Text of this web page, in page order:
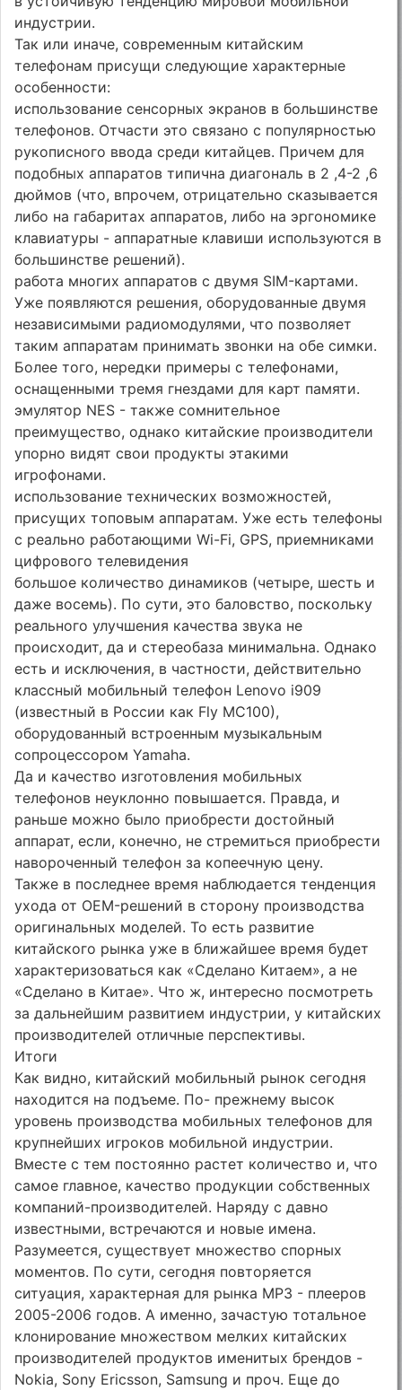
индустрии.
Так или иначе, современным китайским
телефонам присущи следующие характерные
особенности:
использование сенсорных экранов в большинстве
телефонов. Отчасти это связано с популярностью
рукописного ввода среди китайцев. Причем для
подобных аппаратов типична диагональ в 2 ,4-2 ,6
дюймов (что, впрочем, отрицательно сказывается
либо на габаритах аппаратов, либо на эргономике
клавиатуры - аппаратные клавиши используются в
большинстве решений).
работа многих аппаратов с двумя SIM-картами.
Уже появляются решения, оборудованные двумя
независимыми радиомодулями, что позволяет
таким аппаратам принимать звонки на обе симки.
Более того, нередки примеры с телефонами,
оснащенными тремя гнездами для карт памяти.
эмулятор NES - также сомнительное
преимущество, однако китайские производители
упорно видят свои продукты этакими
игрофонами.
использование технических возможностей,
присущих топовым аппаратам. Уже есть телефоны
с реально работающими Wi-Fi, GPS, приемниками
цифрового телевидения
большое количество динамиков (четыре, шесть и
даже восемь). По сути, это баловство, поскольку
реального улучшения качества звука не
происходит, да и стереобаза минимальна. Однако
есть и исключения, в частности, действительно
классный мобильный телефон Lenovo i909
(известный в России как Fly MC100),
оборудованный встроенным музыкальным
сопроцессором Yamaha.
Да и качество изготовления мобильных
телефонов неуклонно повышается. Правда, и
раньше можно было приобрести достойный
аппарат, если, конечно, не стремиться приобрести
навороченный телефон за копеечную цену.
Также в последнее время наблюдается тенденция
ухода от OEM-решений в сторону производства
оригинальных моделей. То есть развитие
китайского рынка уже в ближайшее время будет
характеризоваться как «Сделано Китаем», а не
«Сделано в Китае». Что ж, интересно посмотреть
за дальнейшим развитием индустрии, у китайских
производителей отличные перспективы.
Итоги
Как видно, китайский мобильный рынок сегодня
находится на подъеме. По- прежнему высок
уровень производства мобильных телефонов для
крупнейших игроков мобильной индустрии.
Вместе с тем постоянно растет количество и, что
самое главное, качество продукции собственных
компаний-производителей. Наряду с давно
известными, встречаются и новые имена.
Разумеется, существует множество спорных
моментов. По сути, сегодня повторяется
ситуация, характерная для рынка МР3 - плееров
2005-2006 годов. А именно, зачастую тотальное
клонирование множеством мелких китайских
производителей продуктов именитых брендов -
Nokia, Sony Ericsson, Samsung и проч. Еще до